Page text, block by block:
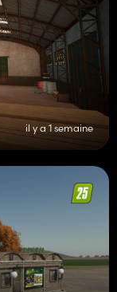
il y a 1 semaine